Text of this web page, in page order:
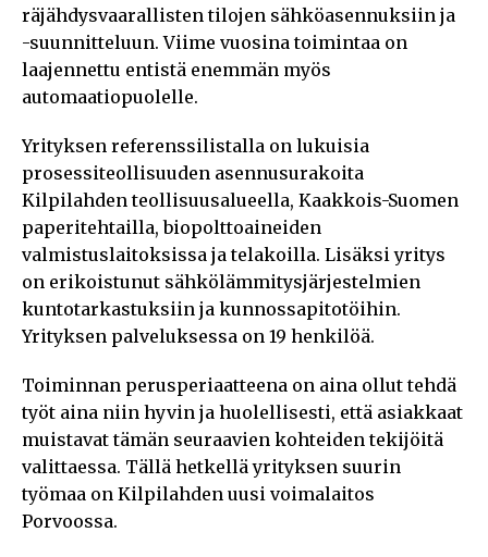
räjähdysvaarallisten tilojen sähköasennuksiin ja
-suunnitteluun. Viime vuosina toimintaa on
laajennettu entistä enemmän myös
automaatiopuolelle.
Yrityksen referenssilistalla on lukuisia
prosessiteollisuuden asennusurakoita
Kilpilahden teollisuusalueella, Kaakkois-Suomen
paperitehtailla, biopolttoaineiden
valmistuslaitoksissa ja telakoilla. Lisäksi yritys
on erikoistunut sähkölämmitysjärjestelmien
kuntotarkastuksiin ja kunnossapitotöihin.
Yrityksen palveluksessa on 19 henkilöä.
Toiminnan perusperiaatteena on aina ollut tehdä
työt aina niin hyvin ja huolellisesti, että asiakkaat
muistavat tämän seuraavien kohteiden tekijöitä
valittaessa. Tällä hetkellä yrityksen suurin
työmaa on Kilpilahden uusi voimalaitos
Porvoossa.